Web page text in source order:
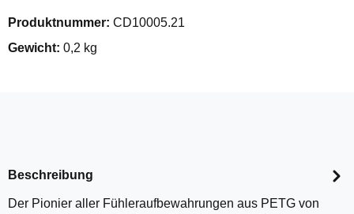
Produktnummer: CD10005.21
Gewicht: 0,2 kg
Beschreibung
Der Pionier aller Fühleraufbewahrungen aus PETG von